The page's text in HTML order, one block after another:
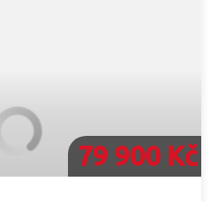
79 900 Kč